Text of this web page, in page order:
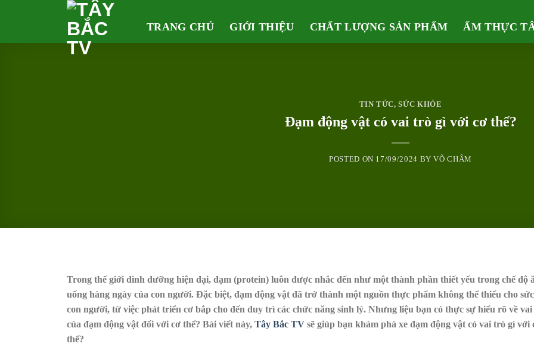
TRANG CHỦ GIỚI THIỆU CHẤT LƯỢNG SẢN PHẨM ẨM THỰC
TIN TỨC,SỨC KHỎE
Đạm động vật có vai trò gì với cơ thể?
POSTED ON 17/09/2024 BYVÕ CHÂM
Trong thế giới dinh dưỡng hiện đại, đạm (protein) luôn được nhắc đến như một thành phần thiết yếu trong chế độ
uống hàng ngày của con người. Đặc biệt, đạm động vật đã trở thành một nguồn thực phẩm không thể thiếu cho
con người, từ việc phát triển cơ bắp cho đến duy trì các chức năng sinh lý. Nhưng liệu bạn có thực sự hiểu rõ về
của đạm động vật đối với cơ thể? Bài viết này, Tây Bắc TV sẽ giúp bạn khám phá xe đạm động vật có vai trò gì với
thể?